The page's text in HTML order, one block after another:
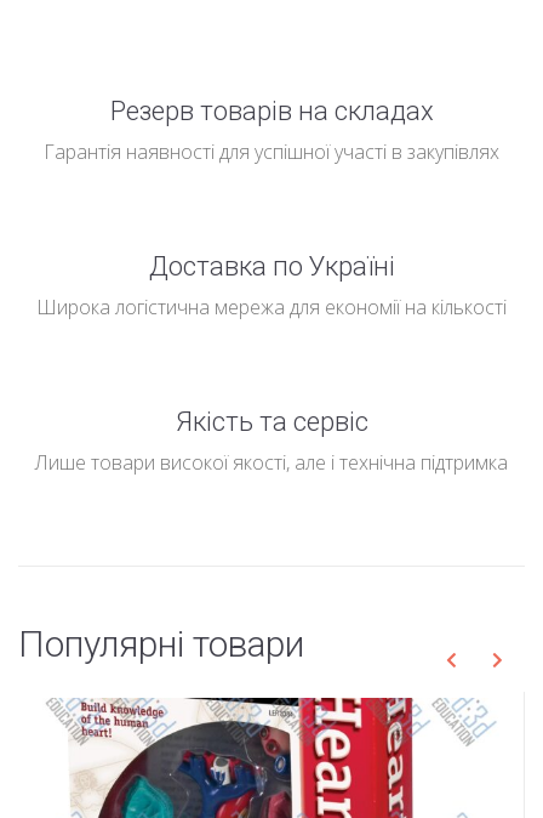
Резерв товарів на складах
Гарантія наявності для успішної участі в закупівлях
Доставка по Україні
Широка логістична мережа для економії на кількості
Якість та сервіс
Лише товари високої якості, але і технічна підтримка
Популярні товари